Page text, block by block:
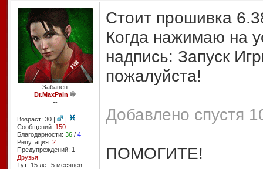
Забанен
Dr.MaxPain
--
Возраст: 30 |
|
Сообщений: 150
Благодарности: 36/ 4
Репутация: 2
Предупреждений: 1
Друзья
Тут: 15 лет 5 месяцев
Стоит прошивка
Когда нажимаю на
надпись: Запуск
пожалуйста!
Добавлено спустя
ПОМОГИТЕ!